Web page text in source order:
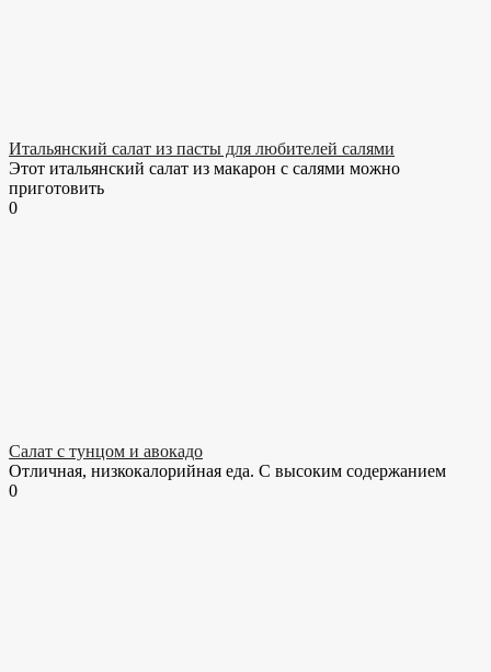
Итальянский салат из пасты для любителей салями
Этот итальянский салат из макарон с салями можно
приготовить
0
Салат с тунцом и авокадо
Отличная, низкокалорийная еда. С высоким содержанием
0